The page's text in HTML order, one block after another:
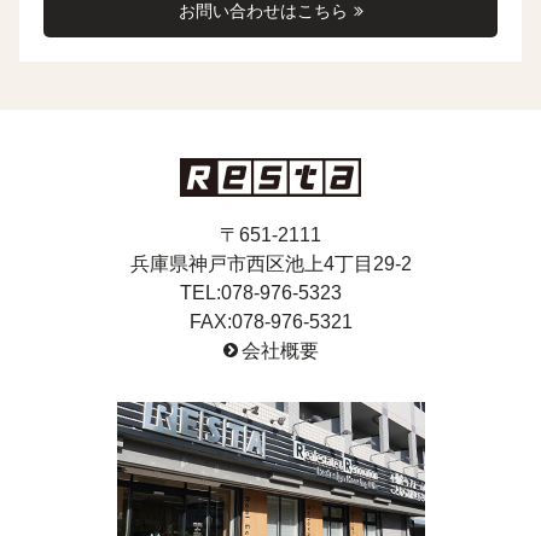
お問い合わせはこちら
〒651-2111
兵庫県神戸市西区池上4丁目29-2
TEL:078-976-5323
FAX:078-976-5321
会社概要